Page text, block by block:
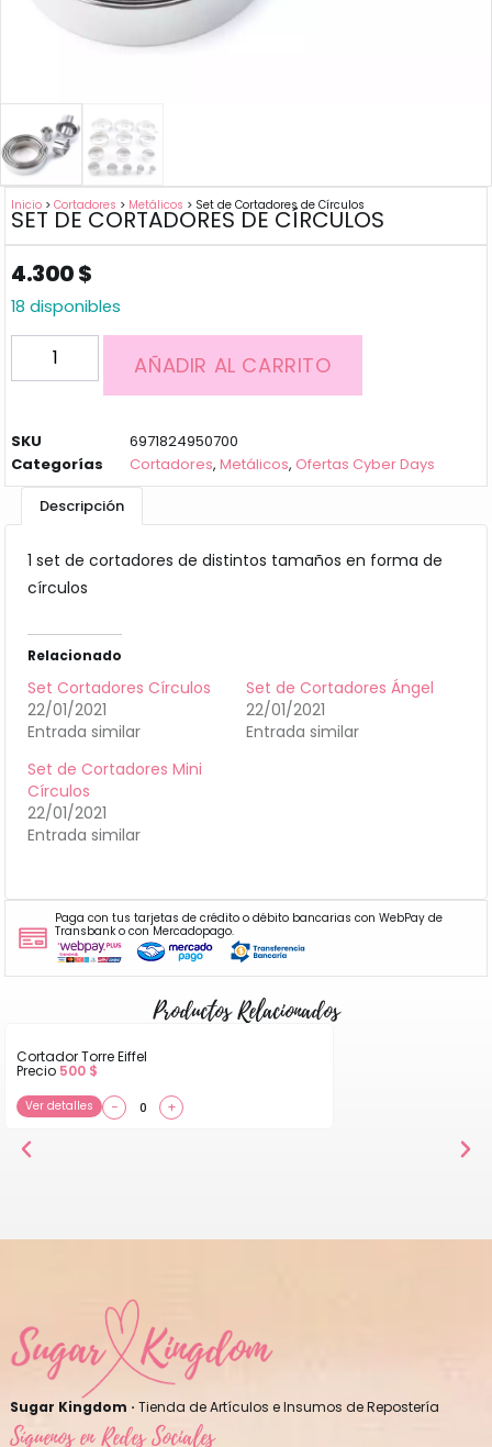
Inicio >Cortadores > Metálicos > Set de Cortadores de Círculos
SET DE CORTADORES DE CÍRCULOS
4.300$
18 disponibles
AÑADIR AL CARRITO
SKU
6971824950700
Categorías
Cortadores,Metálicos, Ofertas Cyber Days
Descripción
1 set de cortadores de distintos tamaños en forma de
círculos
Relacionado
Set Cortadores Círculos
22/01/2021
Entrada similar
Set de Cortadores Ángel
22/01/2021
Entrada similar
Set de Cortadores Mini
Círculos
22/01/2021
Entrada similar
Paga con tus tarjetas de crédito o débito bancarias con WebPay de
Transbank o con Mercadopago.
Productos Relacionados
Cortador Torre Eiffel
Precio 500 $
Ver detalles − +
Sugar Kingdom · Tienda de Artículos e Insumos de Repostería
Síguenos en Redes Sociales